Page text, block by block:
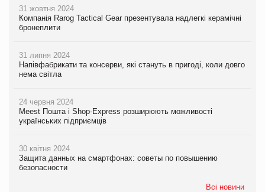
31 жовтня 2024
Компанія Rarog Tactical Gear презентувала надлегкі керамічні
бронеплити
31 липня 2024
Напівфабрикати та консерви, які стануть в пригоді, коли довго
нема світла
24 червня 2024
Meest Пошта і Shop-Express розширюють можливості
українських підприємців
30 квітня 2024
Защита данных на смартфонах: советы по повышению
безопасности
Всі новини